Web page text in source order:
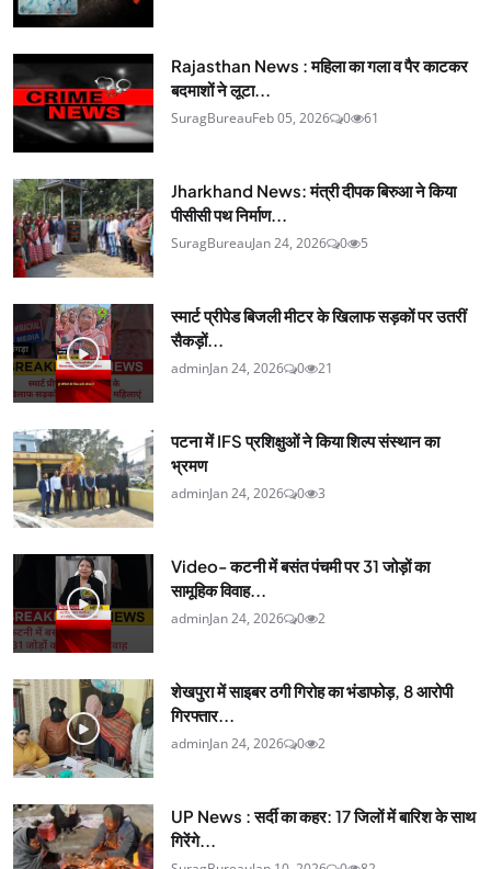
Rajasthan News : महिला का गला व पैर काटकर
बदमाशों ने लूटा...
SuragBureauFeb 05, 2026 0 61
Jharkhand News: मंत्री दीपक बिरुआ ने किया
पीसीसी पथ निर्माण...
SuragBureauJan 24, 2026 0 5
स्मार्ट प्रीपेड बिजली मीटर के खिलाफ सड़कों पर उतरीं
सैकड़ों...
adminJan 24, 2026 0 21
पटना में IFS प्रशिक्षुओं ने किया शिल्प संस्थान का
भ्रमण
adminJan 24, 2026 0 3
Video- कटनी में बसंत पंचमी पर 31 जोड़ों का
सामूहिक विवाह...
adminJan 24, 2026 0 2
शेखपुरा में साइबर ठगी गिरोह का भंडाफोड़, 8 आरोपी
गिरफ्तार...
adminJan 24, 2026 0 2
UP News : सर्दी का कहर: 17 जिलों में बारिश के साथ
गिरेंगे...